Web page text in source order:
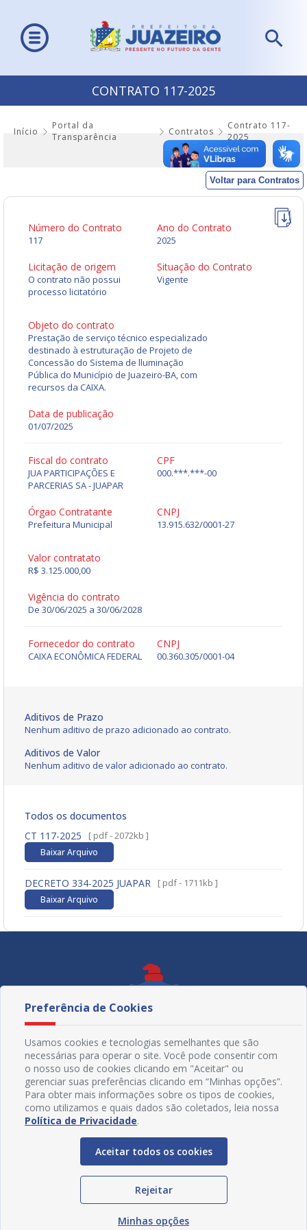
CONTRATO 117-2025
Início
Portal da
Transparência
Contratos
Contrato 117-
2025
Voltar para Contratos
Número do Contrato
117
Ano do Contrato
2025
Licitação de origem
O contrato não possui
processo licitatório
Situação do Contrato
Vigente
Objeto do contrato
Prestação de serviço técnico especializado
destinado à estruturação de Projeto de
Concessão do Sistema de lluminação
Pública do Município de Juazeiro-BA, com
recursos da CAIXA.
Data de publicação
01/07/2025
Fiscal do contrato
JUA PARTICIPAÇÕES E
PARCERIAS SA - JUAPAR
CPF
000.***.***-00
Órgao Contratante
Prefeitura Municipal
CNPJ
13.915.632/0001-27
Valor contratato
R$ 3.125.000,00
Vigência do contrato
De 30/06/2025 a 30/06/2028
Fornecedor do contrato
CAIXA ECONÔMICA FEDERAL
CNPJ
00.360.305/0001-04
Aditivos de Prazo
Nenhum aditivo de prazo adicionado ao contrato.
Aditivos de Valor
Nenhum aditivo de valor adicionado ao contrato.
Todos os documentos
CT 117-2025
[ pdf - 2072kb ]
Baixar Arquivo
DECRETO 334-2025 JUAPAR [ pdf - 1711kb ]
Baixar Arquivo
Preferência de Cookies
Usamos cookies e tecnologias semelhantes que são
necessárias para operar o site. Você pode consentir com
o nosso uso de cookies clicando em "Aceitar" ou
gerenciar suas preferências clicando em “Minhas opções”.
Para obter mais informações sobre os tipos de cookies,
como utilizamos e quais dados são coletados, leia nossa
Política de Privacidade.
Aceitar todos os cookies
Rejeitar
Minhas opções